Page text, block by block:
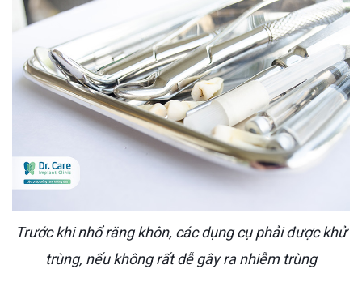
Trước khi nhổ răng khôn, các dụng cụ phải được khử
trùng, nếu không rất dễ gây ra nhiễm trùng